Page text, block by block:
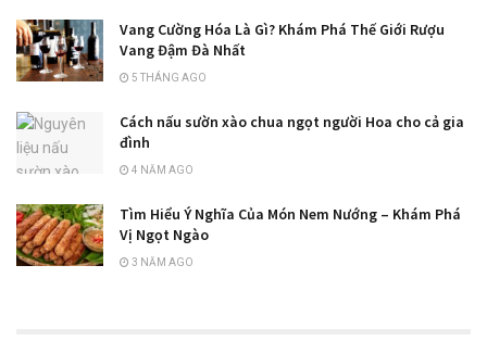
Vang Cường Hóa Là Gì? Khám Phá Thế Giới Rượu
Vang Đậm Đà Nhất
5 THÁNG AGO
Cách nấu sườn xào chua ngọt người Hoa cho cả gia
đình
4 NĂM AGO
Tìm Hiểu Ý Nghĩa Của Món Nem Nướng – Khám Phá
Vị Ngọt Ngào
3 NĂM AGO